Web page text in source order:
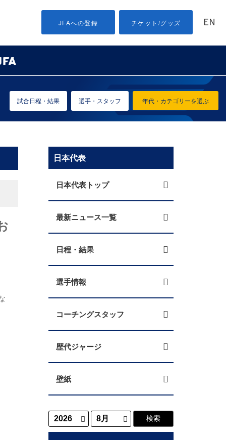
JFAへの登録 チケット/グッズ EN
年代・カテゴリーを選ぶ
試合日程・結果 選手・スタッフ
日本代表
日本代表トップ
最新ニュース一覧
日程・結果
選手情報
コーチングスタッフ
歴代ジャージ
壁紙